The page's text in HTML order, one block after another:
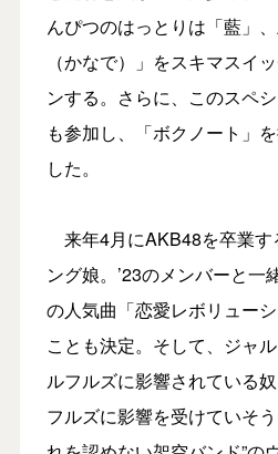
んぴつのはっとりは「藍」
（かなで）」をスキマスイ
ンする。さらに、このスペ
も参加し、「ボクノート」
した。
来年4月にAKB48を卒業す
ング娘。’23のメンバーと一
の人気曲「恋愛レボリュー
ことも決定。そして、ジャ
ルフルズに影響されている
フルズに影響を受けていそ